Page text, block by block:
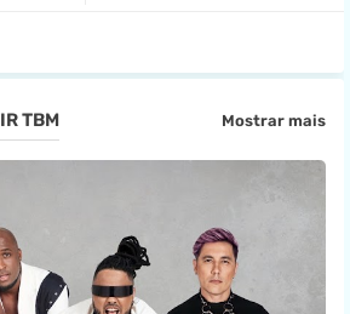
TBM Mostrar mais